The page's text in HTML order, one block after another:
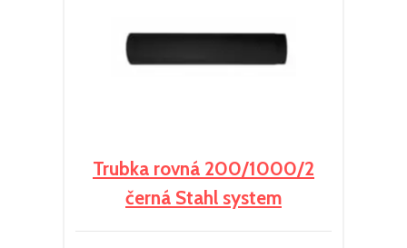
Trubka rovná 200/1000/2
černá Stahl system